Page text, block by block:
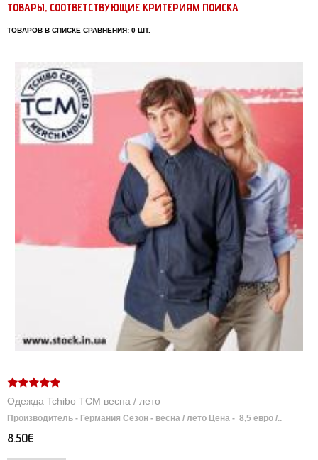
ТОВАРЫ, СООТВЕТСТВУЮЩИЕ КРИТЕРИЯМ ПОИСКА
ТОВАРОВ В СПИСКЕ СРАВНЕНИЯ: 0 ШТ.
Одежда Tchibo TCM весна / лето
Производитель - Германия Сезон - весна / лето Цена - 8,5 евро /..
8.50€